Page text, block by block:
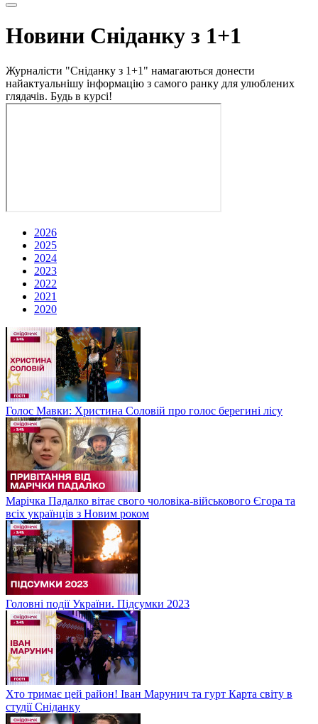
Новини Сніданку з 1+1
Журналісти "Сніданку з 1+1" намагаються донести
найактуальнішу інформацію з самого ранку для улюблених
глядачів. Будь в курсі!
2026
2025
2024
2023
2022
2021
2020
Голос Мавки: Христина Соловій про голос берегині лісу
Марічка Падалко вітає свого чоловіка-військового Єгора та
всіх українців з Новим роком
Головні події України. Підсумки 2023
Хто тримає цей район! Іван Марунич та гурт Карта світу в
студії Сніданку